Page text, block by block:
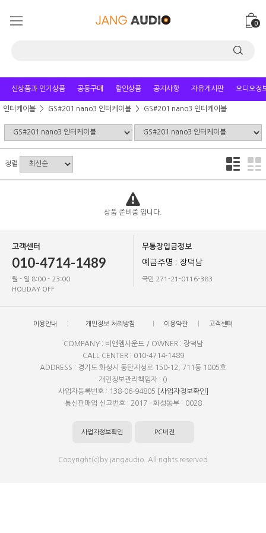
0
신상품과 인기상품 공동구매 할인상품 공지사항 자유게시판 오디오정
인터케이블 GS#201 nano3 인터케이블 GS#201 nano3 인터케이블
정렬
상품 준비중 입니다.
고객센터
010-4714-1489
월 - 일 8:00 - 23:00
HOLIDAY OFF
무통장입금정보
예금주명 : 장덕남
국민 271-21-0116-383
이용안내 개인정보 처리방침 이용약관 고객센터
COMPANY : 비앤엠사운드 / OWNER : 장덕남
CALL CENTER : 010-4714-1489
ADDRESS : 경기도 화성시 동탄지성로 150-12, 711동 1005호
개인정보관리책임자 : ()
사업자등록번호 : 138-06-94805
[사업자정보확인]
통신판매업 신고번호 : 2017 - 화성동부 - 0028
사업자정보확인 PC버전
Copyright(c)by jangaudio. All rights reserved